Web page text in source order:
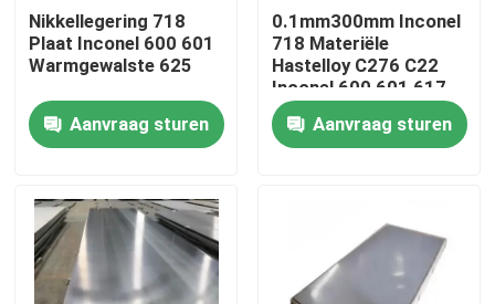
Contacteer ons
Inconel 600 Materiaal
Inconel 625 Materiaal
Incoloy 800-materiaal
Inconel 718 Materiaal
Nikkellegering 718
Plaat Inconel 600 601
Warmgewalste 625
Aanvraag sturen
0.1mm300mm Inconel
718 Materiële
Hastelloy C276 C22
Inconel 600 601 617
625 713 725 800 825
Monel 400 K500
Aanvraag sturen